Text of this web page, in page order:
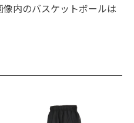
内のバスケットボールは